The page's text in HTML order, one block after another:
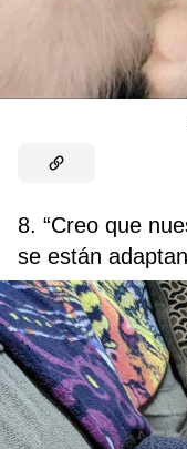
8. “Creo que
se están